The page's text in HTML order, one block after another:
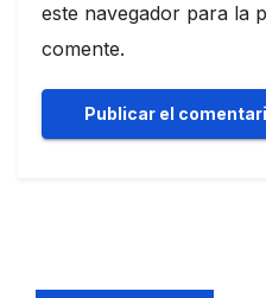
este navegador para la
comente.